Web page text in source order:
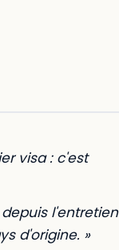
visa : c'est
l'entretien
d'origine. »